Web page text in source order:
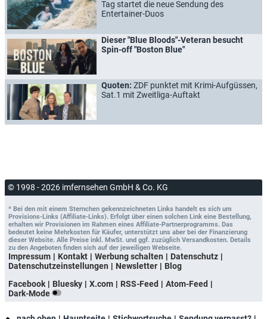
Tag startet die neue Sendung des
Entertainer-Duos
Dieser "Blue Bloods"-Veteran besucht
Spin-off "Boston Blue"
Quoten: ZDF punktet mit Krimi-Aufgüssen,
Sat.1 mit Zweitliga-Auftakt
© 1998 - 2026 imfernsehen GmbH & Co. KG
* Bei den mit einem Sternchen gekennzeichneten Links handelt es sich um
Provisions-Links (Affiliate-Links). Erfolgt über einen solchen Link eine Bestellung,
erhalten wir Provisionen im Rahmen eines Affiliate-Partnerprogramms. Das
bedeutet keine Mehrkosten für Käufer, unterstützt uns aber bei der Finanzierung
dieser Website. Alle Preise inkl. MwSt. und ggf. zuzüglich Versandkosten. Details
zu den Angeboten finden sich auf der jeweiligen Webseite.
Impressum Kontakt Werbung schalten
Datenschutz
Datenschutzeinstellungen
Newsletter
Blog
Facebook
Bluesky X.com RSS-Feed
Atom-Feed
Dark-Mode